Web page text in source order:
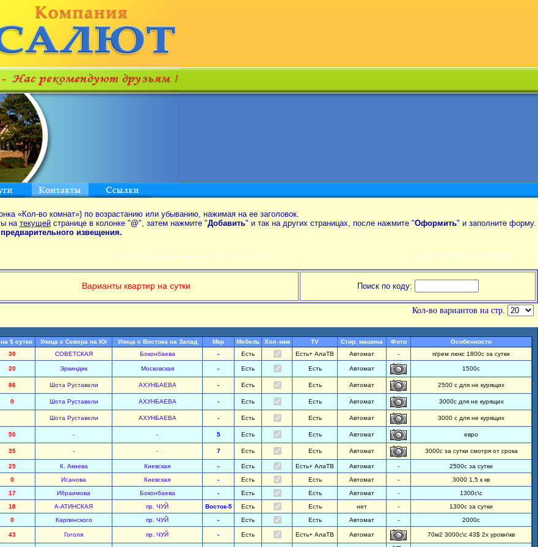
«Кол-во комнат») по возрастанию или убыванию, нажимая на ее заголовок.
натекущей странице в колонке "@", затем нажмите "Добавить" и так на других страницах, после нажмите "Оформить" и заполните форму.
извещения.
ПОИСК по аренде квартир от MIN до 550$ ПЛАНИРОВКИ КВАРТИР
Варианты квартир на сутки Поиск по коду:
Кол-во вариантов на стр.
$ сутки Улица с Севера на Юг Улица с Востока на Запад Мкр Мебель Хол -ник TV Стир. машина Фото
Особенности
30 СОВЕТСКАЯ Боконбаева - Есть Есть+ АлаТВ Автомат - п/рем люкс 1800с за сутки
20 Эркиндик Московская - Есть Есть Автомат 1500с
86 Шота Руставели АХУНБАЕВА - Есть Есть Автомат 2500 с для не курящих
0 Шота Руставели АХУНБАЕВА - Есть Есть Автомат 3000с для не курящих
Шота Руставели АХУНБАЕВА - Есть Есть Автомат 3000 с для не курящих
50 - - 5 Есть Есть Автомат евро
35 - - 7 Есть Есть Автомат 3000с за сутки смотря от срока
25 К. Акиева Киевская - Есть Есть+ АлаТВ Автомат -
2500с за сутки
0 Исанова Киевская - Есть Есть Автомат -
3000 1,5 к кв
17 Ибраимова Боконбаева - Есть Есть Автомат -
1300с\с
18 А-АТИНСКАЯ пр. ЧУЙ Восток-5 Есть Есть нет -
1300с за сутки
0 Карпинского пр. ЧУЙ - Есть Есть Автомат - 2000с
43 Гоголя пр. ЧУЙ - Есть Есть+ АлаТВ Автомат 70м2 3000с\с 43$ 2х уровн\кв